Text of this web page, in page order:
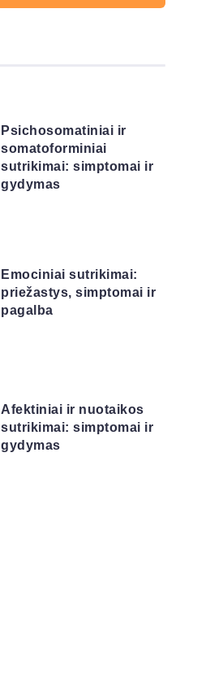
Psichosomatiniai ir
somatoforminiai
sutrikimai: simptomai ir
gydymas
Emociniai sutrikimai:
priežastys, simptomai ir
pagalba
Afektiniai ir nuotaikos
sutrikimai: simptomai ir
gydymas